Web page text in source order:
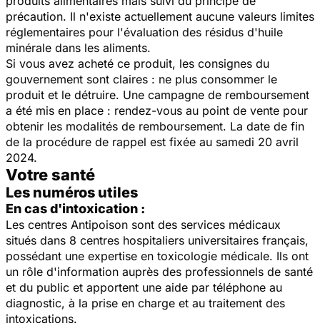
précaution. Il n'existe actuellement aucune valeurs limites
réglementaires pour l'évaluation des résidus d'huile
minérale dans les aliments.
Si vous avez acheté ce produit, les consignes du
gouvernement sont claires : ne plus consommer le
produit et le détruire. Une campagne de remboursement
a été mis en place : rendez-vous au point de vente pour
obtenir les modalités de remboursement. La date de fin
de la procédure de rappel est fixée au samedi 20 avril
2024.
Votre santé
Les numéros utiles
En cas d'intoxication :
Les centres Antipoison sont des services médicaux
situés dans 8 centres hospitaliers universitaires français,
possédant une expertise en toxicologie médicale. Ils ont
un rôle d'information auprès des professionnels de santé
et du public et apportent une aide par téléphone au
diagnostic, à la prise en charge et au traitement des
intoxications.